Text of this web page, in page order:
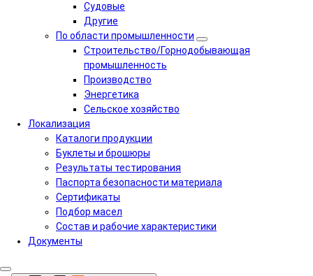
Судовые
Другие
По области промышленности
Строительство/Горнодобывающая
промышленность
Производство
Энергетика
Сельское хозяйство
Локализация
Каталоги продукции
Буклеты и брошюры
Результаты тестирования
Паспорта безопасности материала
Сертификаты
Подбор масел
Состав и рабочие характеристики
Документы